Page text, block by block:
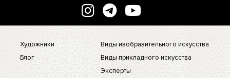
Художники
Блог
Виды изобразительного искусства
Виды прикладного искусства
Эксперты